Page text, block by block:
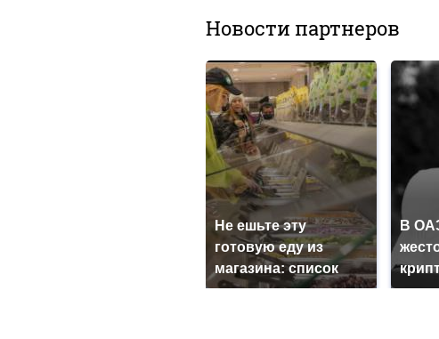
Новости партнеров
Не ешьте эту
готовую еду из
магазина: список
В